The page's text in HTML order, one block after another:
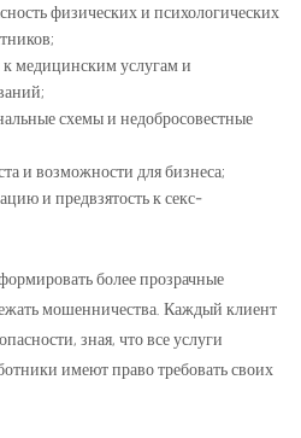
физических и психологических
к медицинским услугам и
схемы и недобросовестные
и возможности для бизнеса;
и предвзятость к секс-
более прозрачные
мошенничества. Каждый клиент
зная, что все услуги
имеют право требовать своих